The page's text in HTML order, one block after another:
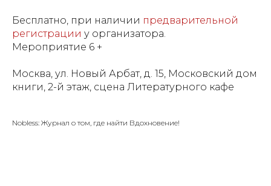
Бесплатно, при наличии предварительной
регистрации у организатора.
Мероприятие 6 +
Москва, ул. Новый Арбат, д. 15, Московский дом
книги, 2-й этаж, сцена Литературного кафе
Nobless: Журнал о том, где найти Вдохновение!